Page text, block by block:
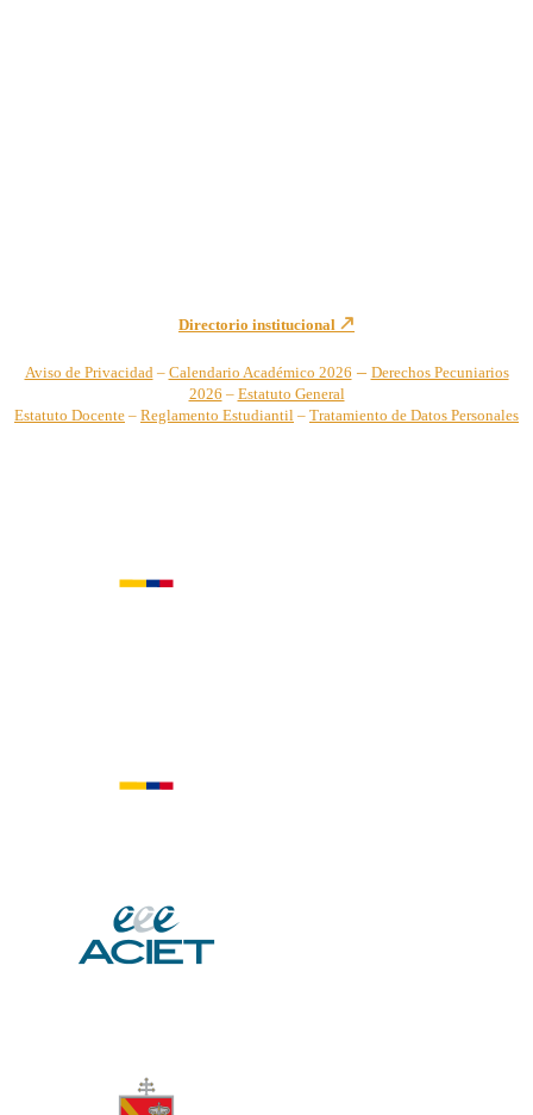
Directorio institucional
Aviso de Privacidad – Calendario Académico 2026 – Derechos Pecuniarios
2026 – Estatuto General
Estatuto Docente – Reglamento Estudiantil – Tratamiento de Datos Personales